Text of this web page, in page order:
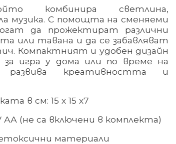
комбинира светлина,
музика. С помощта на сменяеми
да прожектират различни
или тавана и да се забавляват
Компактният и удобен дизайн
за игра у дома или по време на
развива креативността и
в см: 15 х 15 х7
АА (не са включени в комплекта)
материали